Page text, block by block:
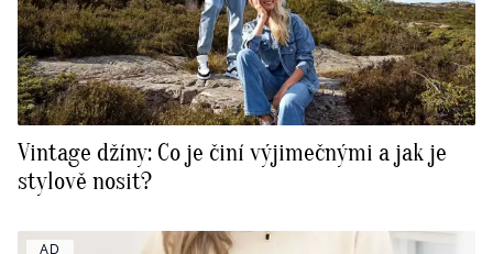
Vintage džíny: Co je činí výjimečnými a jak je
stylově nosit?
AD